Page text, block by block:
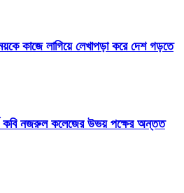
কাজে লাগিয়ে লেখাপড়া করে দেশ গড়তে
কবি নজরুল কলেজের উভয় পক্ষের অন্তত